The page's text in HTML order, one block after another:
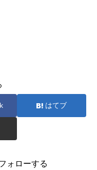
はてブ
ォローする